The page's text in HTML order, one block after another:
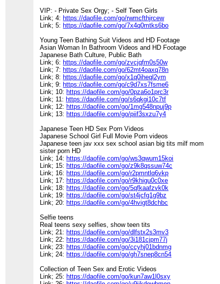
VIP: - Private Sex Orgy; - Self Teen Girls
Link; 4: https://daofile.com/go/rwmcfthjrcew
Link; 5: https://daofile.com/go/7x4q0mtks6bo
Young Teen Bathing Suit Videos and HD Footage
Asian Woman In Bathroom Videos and HD Footage
Japanese Bath Culture, Public Bath
Link; 6: https://daofile.com/go/zvcjqfm0s50w
Link; 7: https://daofile.com/go/62mt4oaxq78n
Link; 8: https://daofile.com/go/x1q0iheql2ym
Link; 9: https://daofile.com/go/c9d7xs7fsme6
Link; 10: https://daofile.com/go/0pza6o1prc3r
Link; 11: https://daofile.com/go/s6qkgi10c7tf
Link; 12: https://daofile.com/go/1mg548npuj9p
Link; 13: https://daofile.com/go/piif3sxzu7y4
Japanese Teen HD Sex Porn Videos
Japanese School Girl Full Movie Porn videos
Japanese teen jav xxx sex school asian big tits milf mom
sister porn HD
Link; 14: https://daofile.com/go/ws3qwum15koi
Link; 15: https://daofile.com/go/z9k8qssuw74c
Link; 16: https://daofile.com/go/r2pmntlq6vkp
Link; 17: https://daofile.com/go/r9khigu0c0xe
Link; 18: https://daofile.com/go/5qfkaafzvk0k
Link; 19: https://daofile.com/go/st4jcfg1g9bz
Link; 20: https://daofile.com/go/4hvigt8dchbc
Selfie teens
Real teens sexy selfies, show teen tits
Link; 21: https://daofile.com/go/dlfstx2s3mv3
Link; 22: https://daofile.com/go/3i181cjpm77j
Link; 23: https://daofile.com/go/ccyhj01bdnmg
Link; 24: https://daofile.com/go/gh7snep8cn54
Collection of Teen Sex and Erotic Videos
Link; 25: https://daofile.com/go/kun7aw1l0sxy